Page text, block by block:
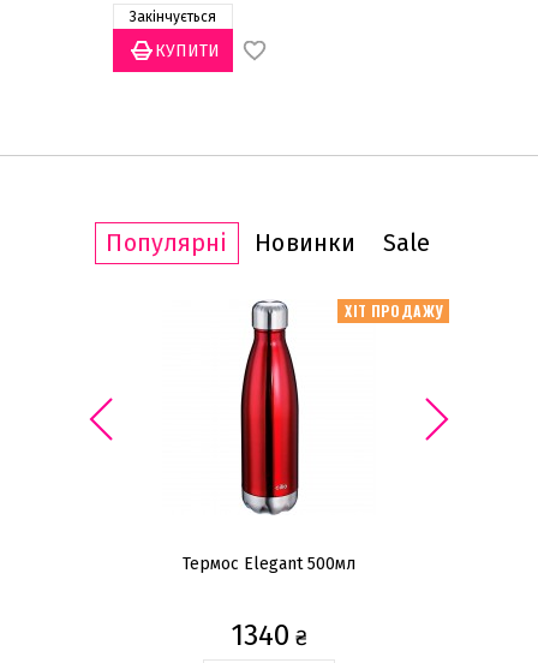
Omega
Qouin
Remembrance
Закінчується
Популярні Новинки Sale
ХІТ ПРОДАЖУ
Термос Elegant 500мл
1340 ₴